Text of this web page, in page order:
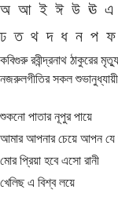
অ আ ই ঈ উ ঊ এ
ঢ ত থ দ ধ ন প ফ
কবিগুরু রবীন্দ্রনাথ ঠাকুরের
নজরুলগীতির সকল
শুকনো পাতার নূপুর পায়ে
আমার আপনার চেয়ে আপন
মোর প্রিয়া হবে এসো রানী
খেলিছ এ বিশ্ব লয়ে